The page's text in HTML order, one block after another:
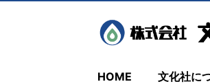
HOME 文化社に